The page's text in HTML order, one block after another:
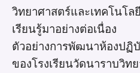
วิทยาศาสตร์และเทคโนโ
เรียนรู้มาอย่างต่อเนื่อง
ตัวอย่างการพัฒนาห้องปฏิ
ของโรงเรียนวัดนาราบวิท